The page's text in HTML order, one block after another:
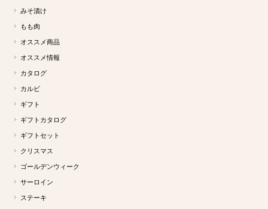
みそ漬け
もも肉
オススメ商品
オススメ情報
カタログ
カルビ
ギフト
ギフトカタログ
ギフトセット
クリスマス
ゴールデンウィーク
サーロイン
ステーキ